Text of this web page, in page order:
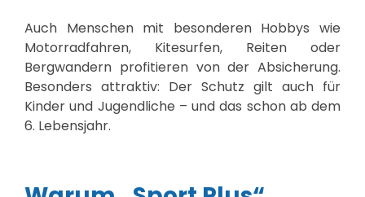
Auch Menschen mit besonderen Hobbys wie
Motorradfahren, Kitesurfen, Reiten oder
Bergwandern profitieren von der Absicherung.
Besonders attraktiv: Der Schutz gilt auch für
Kinder und Jugendliche – und das schon ab dem
6. Lebensjahr.